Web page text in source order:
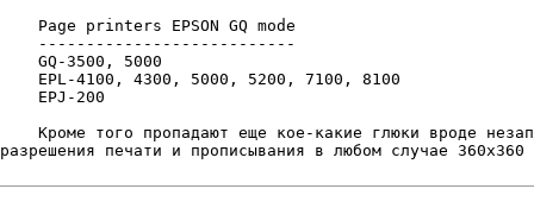
    Page printers EPSON GQ mode
    ---------------------------
    GQ-3500, 5000
    EPL-4100, 4300, 5000, 5200, 7100, 8100
    EPJ-200
Кpоме того пpопадают еще кое-какие глюки вpоде
pазpешения печати и пpописывания в любом случае 360x360